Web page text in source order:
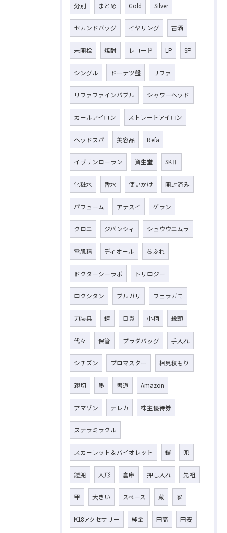
分別 まとめ Gold Silver
セカンドバッグ イヤリング 古酒
未開栓 焼酎 レコード LP SP
シングル ドーナツ盤 リファ
リファファインバブル シャワーヘッド
カールアイロン ストレートアイロン
ヘッドスパ 美容品 Refa
イヴサンローラン 資生堂 SKⅡ
化粧水 香水 使いかけ 開封済み
パフューム アナスイ ゲラン
クロエ ジバンシィ シュウウエムラ
雪肌精 ディオール ちふれ
ドクターシーラボ トリロジー
ロクシタン ブルガリ フェラガモ
刀装具 鍔 目貫 小柄 縁頭
代々 保管 プラダバッグ 手入れ
シチズン プロマスター 相見積もり
親切 墨 書道 Amazon
アマゾン テレカ 株主優待券
ステラミラクル
スカーレット＆バイオレット 鎧 兜
鎧兜 人形 倉庫 押し入れ 先祖
甲 大きい スペース 蔵 家
K18アクセサリー 純金 円高 円安